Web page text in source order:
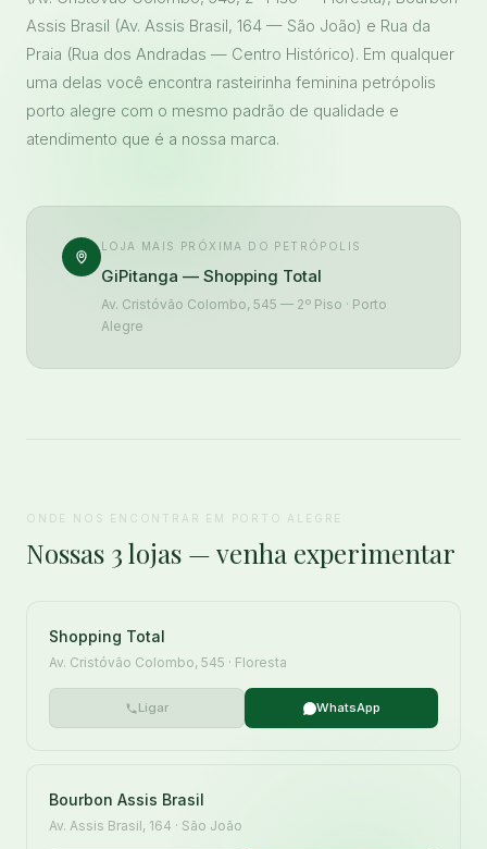
Assis Brasil (Av. Assis Brasil, 164 — São João) e Rua da
Praia (Rua dos Andradas — Centro Histórico). Em qualquer
uma delas você encontra rasteirinha feminina petrópolis
porto alegre com o mesmo padrão de qualidade e
atendimento que é a nossa marca.
LOJA MAIS PRÓXIMA DO PETRÓPOLIS
GiPitanga — Shopping Total
Av. Cristóvão Colombo, 545 — 2º Piso · Porto
Alegre
ONDE NOS ENCONTRAR EM PORTO ALEGRE
Nossas 3 lojas — venha experimentar
Shopping Total
Av. Cristóvão Colombo, 545 · Floresta
Ligar WhatsApp
Bourbon Assis Brasil
Av. Assis Brasil, 164 · São João